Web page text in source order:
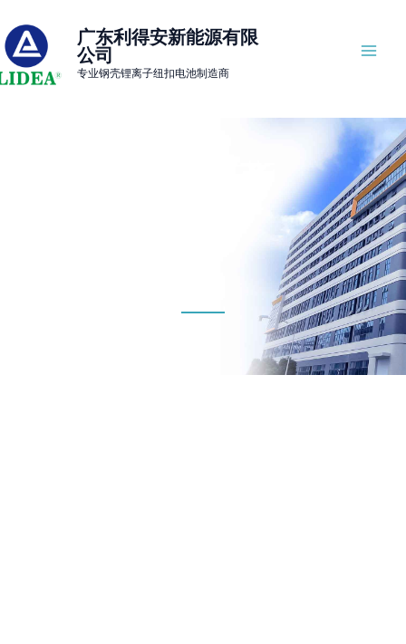
to
content
广东利得安新能源有限
公司
专业钢壳锂离子纽扣电池制造商